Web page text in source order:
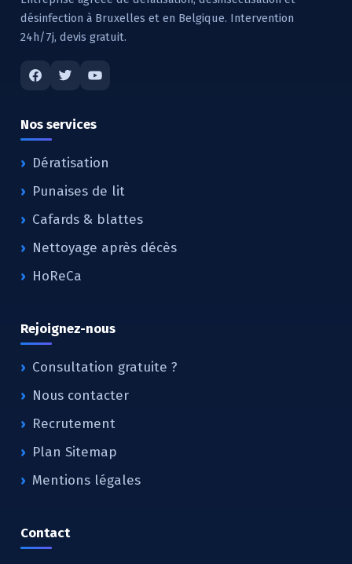
désinfection à Bruxelles et en Belgique. Intervention
24h/7j, devis gratuit.
Nos services
Dératisation
Punaises de lit
Cafards & blattes
Nettoyage après décès
HoReCa
Rejoignez-nous
Consultation gratuite ?
Nous contacter
Recrutement
Plan Sitemap
Mentions légales
Contact